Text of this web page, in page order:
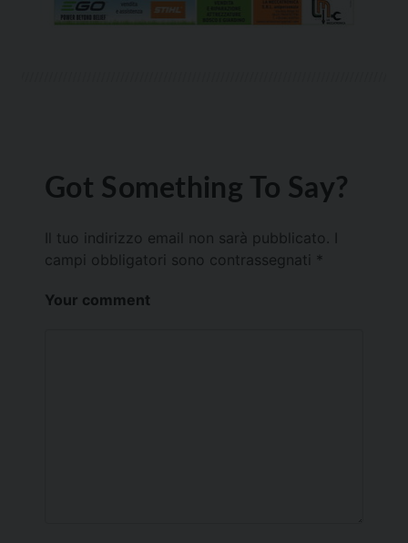
Got Something To Say?
Il tuo indirizzo email non sarà pubblicato.
campi obbligatori sono contrassegnati *
Your comment